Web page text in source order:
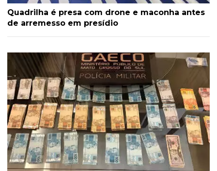
Quadrilha é presa com drone e maconha antes
de arremesso em presídio